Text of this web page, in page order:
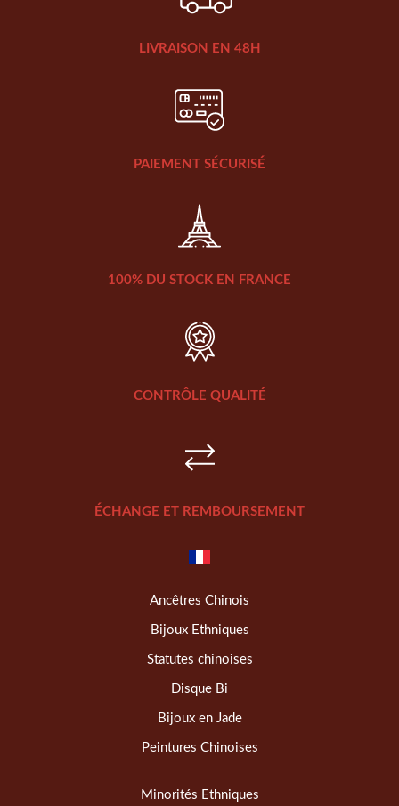
LIVRAISON EN 48H
PAIEMENT SÉCURISÉ
100% DU STOCK EN FRANCE
CONTRÔLE QUALITÉ
ÉCHANGE ET REMBOURSEMENT
Ancêtres Chinois
Bijoux Ethniques
Statutes chinoises
Disque Bi
Bijoux en Jade
Peintures Chinoises
Minorités Ethniques